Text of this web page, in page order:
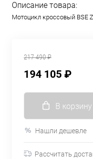
Описание товара:
Мотоцикл кроссовый BSE
217 490 ₽
194 105 ₽
В корзину
Нашли дешевле
Рассчитать